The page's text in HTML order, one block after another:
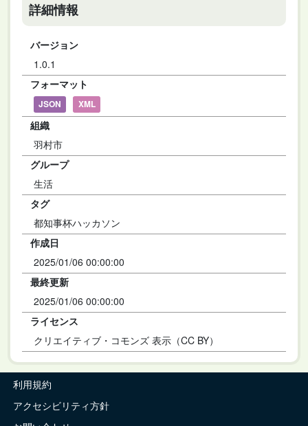
詳細情報
バージョン
1.0.1
フォーマット
JSON XML
組織
羽村市
グループ
生活
タグ
都知事杯ハッカソン
作成日
2025/01/06 00:00:00
最終更新
2025/01/06 00:00:00
ライセンス
クリエイティブ・コモンズ 表示（CC BY）
利用規約
アクセシビリティ方針